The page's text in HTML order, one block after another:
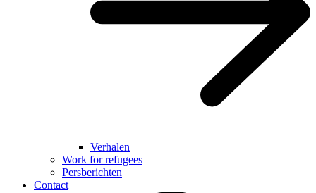
Verhalen
Work for refugees
Persberichten
Contact